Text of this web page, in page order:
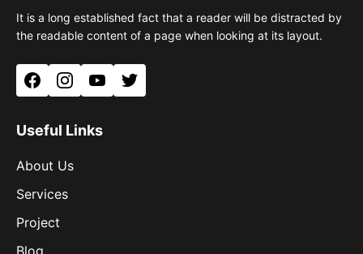
It is a long established fact that a reader will be distracted by
the readable content of a page when looking at its layout.
FacebookInstagramYouTubeTwitter
Useful Links
About Us
Services
Project
Blog